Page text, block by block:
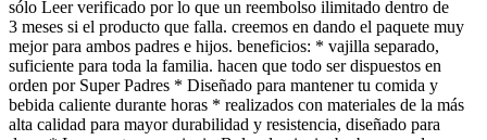
sólo Leer verificado por lo que un reembolso ilimitado dentro de
3 meses si el producto que falla. creemos en dando el paquete muy
mejor para ambos padres e hijos. beneficios: * vajilla separado,
suficiente para toda la familia. hacen que todo ser dispuestos en
orden por Super Padres * Diseñado para mantener tu comida y
bebida caliente durante horas * realizados con materiales de la más
alta calidad para mayor durabilidad y resistencia, diseñado para